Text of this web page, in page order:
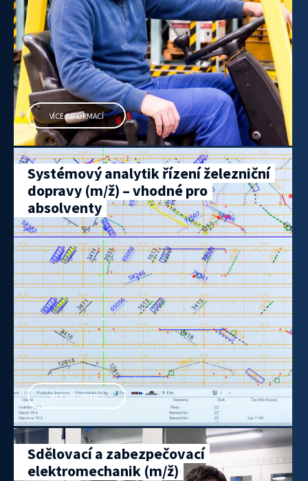
VÍCE INFORMACÍ
Systémový analytik řízení železniční
dopravy (m/ž) – vhodné pro
absolventy
VÍCE INFORMACÍ
Sdělovací a zabezpečovací
elektromechanik (m/ž)